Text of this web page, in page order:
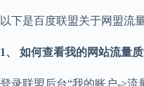
以下是百度联盟关于网盟流
1、 如何查看我的网站流量
登录联盟后台“我的账户->流